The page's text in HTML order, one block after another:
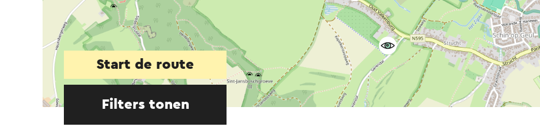
Start de route
Filters tonen